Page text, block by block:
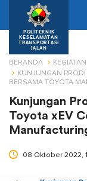
POLITEKNIK
KESELAMATAN
TRANSPORTASI
JALAN
BERANDA
KEGIATAN
KUNJUNGAN PRODI
BERSAMA TOYOTA
Kunjungan
Toyota xEV
08 Oktober 2022,